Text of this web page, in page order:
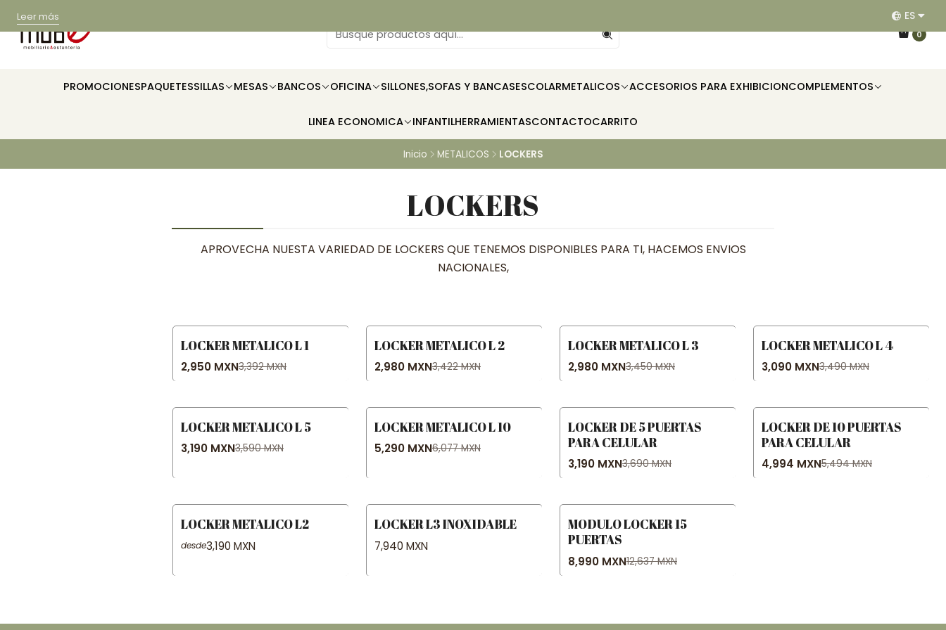
0
PROMOCIONESPAQUETESSILLAS MESAS BANCOS OFICINA SILLONES,SOFAS Y BANCASESCOLARMETALICOS ACCESORIOS PARA EXHIBICIONCOMPLEMENTOS
LINEA ECONOMICA INFANTILHERRAMIENTASCONTACTOCARRITO
Leer más EQUIPAMOS RESTAURANTES, HOTELES, OFICINAS E
ES
Inicio METALICOS LOCKERS
LOCKERS
APROVECHA NUESTA VARIEDAD DE LOCKERS QUE TENEMOS DISPONIBLES PARA TI, HACEMOS ENVIOS
NACIONALES,
-13% OFF
LOCKER METALICO L 1
2,950 MXN3,392 MXN
-13% OFF
LOCKER METALICO L 2
2,980 MXN3,422 MXN
-14% OFF
LOCKER METALICO L 3
2,980 MXN3,450 MXN
-11% OFF
LOCKER METALICO L 4
3,090 MXN3,490 MXN
-11% OFF
LOCKER METALICO L 5
3,190 MXN3,590 MXN
-13% OFF
LOCKER METALICO L 10
5,290 MXN6,077 MXN
-14% OFF
LOCKER DE 5 PUERTAS
PARA CELULAR
3,190 MXN3,690 MXN
-9% OFF
LOCKER DE 10 PUERTAS
PARA CELULAR
4,994 MXN5,494 MXN
LOCKER METALICO L2
desde3,190 MXN
LOCKER L3 INOXIDABLE
7,940 MXN
-29% OFF
MODULO LOCKER 15
PUERTAS
8,990 MXN12,637 MXN